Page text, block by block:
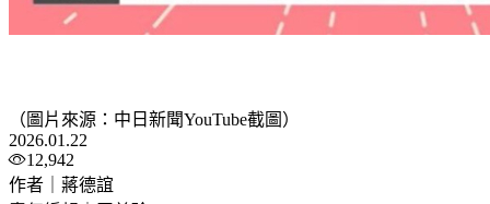
（圖片來源：中日新聞YouTube截圖）
2026.01.22
12,942
作者｜蔣德誼